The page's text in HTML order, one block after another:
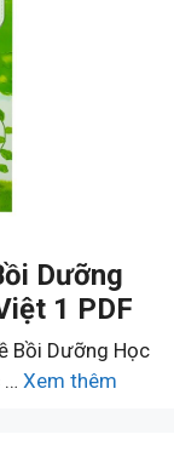
Dưỡng
1 PDF
Bồi Dưỡng Học
… Xem thêm